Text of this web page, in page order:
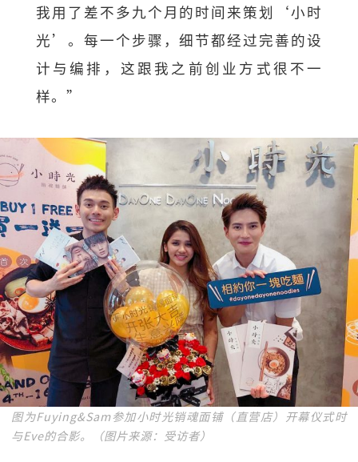
我用了差不多九个月的时间来策划‘小时
光’。每一个步骤，细节都经过完善的设
计与编排，这跟我之前创业方式很不一
样。”
图为Fuying&Sam参加小时光销魂面铺（直营店）开幕仪式时
与Eve的合影。（图片来源：受访者）